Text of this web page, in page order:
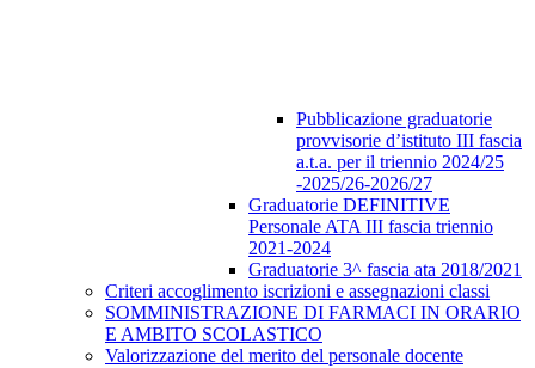
Pubblicazione graduatorie
provvisorie d’istituto III fascia
a.t.a. per il triennio 2024/25
-2025/26-2026/27
Graduatorie DEFINITIVE
Personale ATA III fascia triennio
2021-2024
Graduatorie 3^ fascia ata 2018/2021
Criteri accoglimento iscrizioni e assegnazioni classi
SOMMINISTRAZIONE DI FARMACI IN ORARIO
E AMBITO SCOLASTICO
Valorizzazione del merito del personale docente